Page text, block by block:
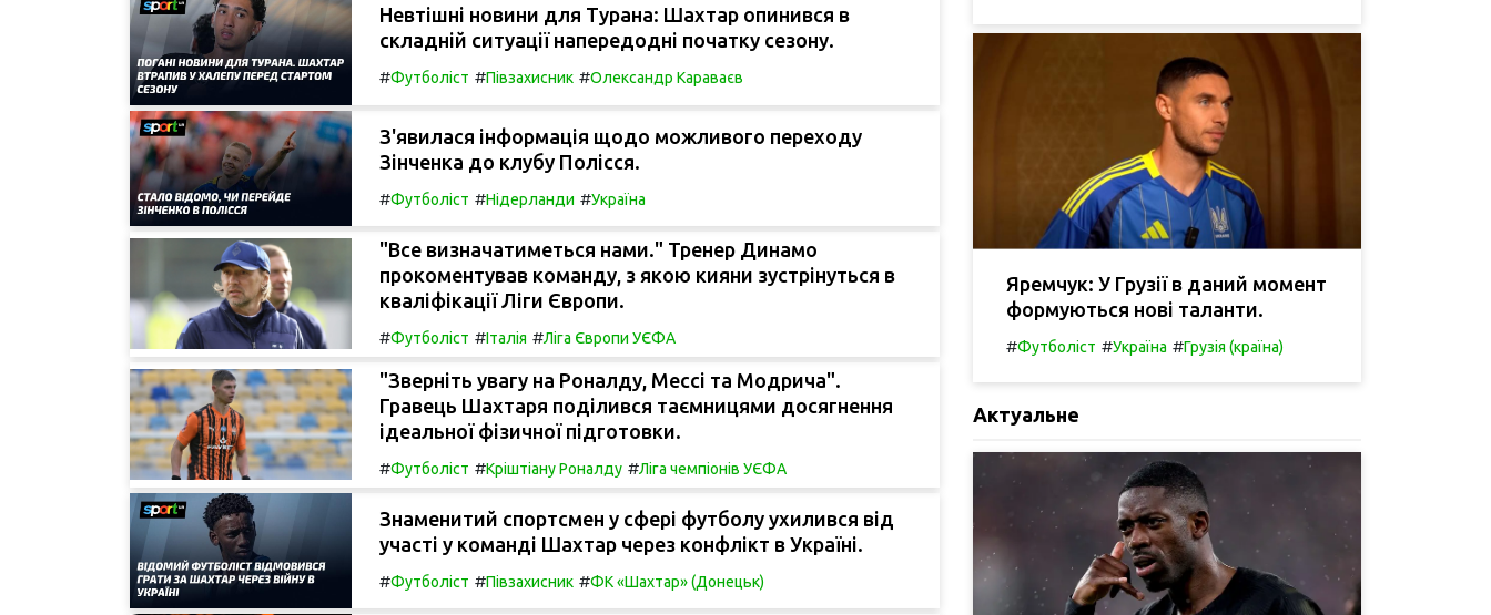
Невтішні новини для Турана: Шахтар опинився в
складній ситуації напередодні початку сезону.
#Футболіст #Півзахисник #Олександр Караваєв
З'явилася інформація щодо можливого переходу
Зінченка до клубу Полісся.
#Футболіст #Нідерланди #Україна
"Все визначатиметься нами." Тренер Динамо
прокоментував команду, з якою кияни зустрінуться в
кваліфікації Ліги Європи.
#Футболіст #Італія #Ліга Європи УЄФА
"Зверніть увагу на Роналду, Мессі та Модрича".
Гравець Шахтаря поділився таємницями досягнення
ідеальної фізичної підготовки.
#Футболіст #Кріштіану Роналду #Ліга чемпіонів УЄФА
Знаменитий спортсмен у сфері футболу ухилився від
участі у команді Шахтар через конфлікт в Україні.
#Футболіст #Півзахисник #ФК «Шахтар» (Донецьк)
Яремчук: У Грузії в даний момент
формуються нові таланти.
#Футболіст #Україна #Грузія (країна)
Актуальне